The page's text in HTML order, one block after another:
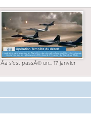
Ãa s'est passÃ© un... 17 janvier